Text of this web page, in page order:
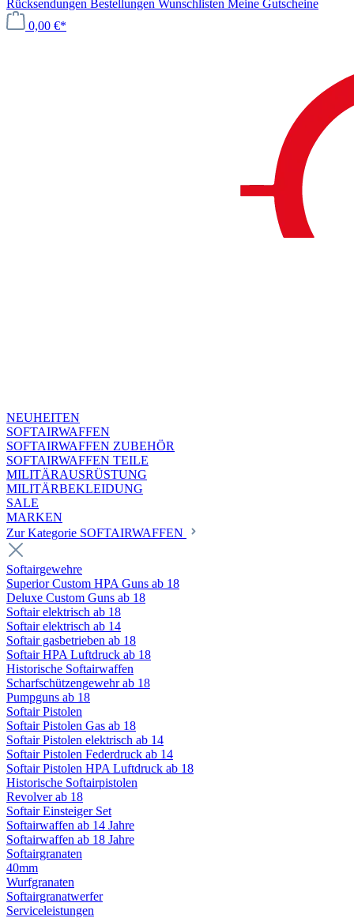
Rücksendungen Bestellungen Wunschlisten Meine Gutscheine
0,00 €*
NEUHEITEN
SOFTAIRWAFFEN
SOFTAIRWAFFEN ZUBEHÖR
SOFTAIRWAFFEN TEILE
MILITÄRAUSRÜSTUNG
MILITÄRBEKLEIDUNG
SALE
MARKEN
Zur Kategorie SOFTAIRWAFFEN
Softairgewehre
Superior Custom HPA Guns ab 18
Deluxe Custom Guns ab 18
Softair elektrisch ab 18
Softair elektrisch ab 14
Softair gasbetrieben ab 18
Softair HPA Luftdruck ab 18
Historische Softairwaffen
Scharfschützengewehr ab 18
Pumpguns ab 18
Softair Pistolen
Softair Pistolen Gas ab 18
Softair Pistolen elektrisch ab 14
Softair Pistolen Federdruck ab 14
Softair Pistolen HPA Luftdruck ab 18
Historische Softairpistolen
Revolver ab 18
Softair Einsteiger Set
Softairwaffen ab 14 Jahre
Softairwaffen ab 18 Jahre
Softairgranaten
40mm
Wurfgranaten
Softairgranatwerfer
Serviceleistungen